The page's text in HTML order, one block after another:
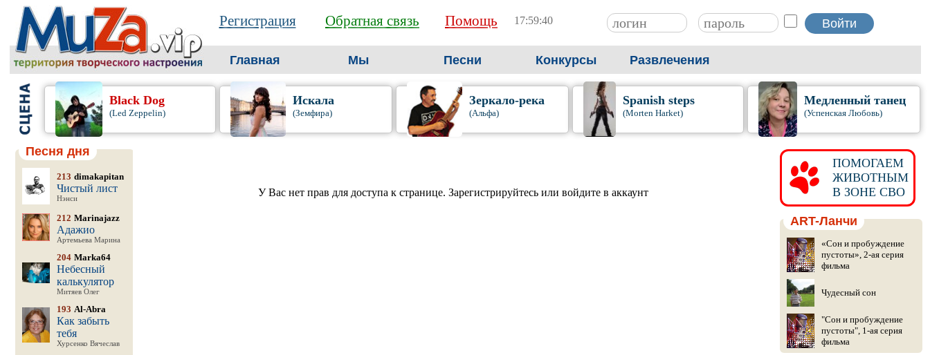
Регистрация Обратная связь Помощь 17:59:41
Главная Мы Песни Конкурсы Развлечения
Black Dog
(Led Zeppelin)
Искала
(Земфира)
Зеркало-река
(Альфа)
Spanish steps
(Morten Harket)
Медленный танец
(Успенская Любовь)
Песня дня
213 dimakapitan
Чистый лист
Нэнси
212 Marinajazz
Адажио
Артемьева Марина
204 Marka64
Небесный
калькулятор
Митяев Олег
193 Al-Abra
Как забыть
тебя
Хурсенко Вячеслав
У Вас нет прав для доступа к странице. Зарегистрируйтесь или войдите в аккаунт
ПОМОГАЕМ
ЖИВОТНЫМ
В ЗОНЕ СВО
ART-Ланчи
«Сон и пробуждение
пустоты», 2-ая серия
фильма
Чудесный сон
"Сон и пробуждение
пустоты", 1-ая серия
фильма